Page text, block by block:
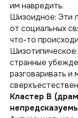
им навредить.
Шизоидное: Эти
от социальных
что-то
странные
разговаривать и
Кластер В